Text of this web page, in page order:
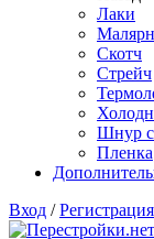
Лаки
Скотч
Стрейч
Шнур
Пленка
Вход /Регистрация